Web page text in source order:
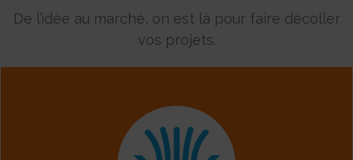
De l’idée au marché, on est là pour faire décoller
vos projets.
vos contraintes